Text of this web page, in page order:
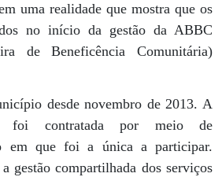
uma realidade que mostra que os
no início da gestão da ABBC
de Beneficência Comunitária)
desde novembro de 2013. A
foi contratada por meio de
em que foi a única a participar.
gestão compartilhada dos serviços